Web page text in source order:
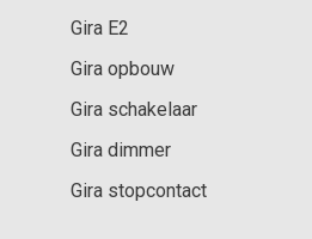
Gira E2
Gira opbouw
Gira schakelaar
Gira dimmer
Gira stopcontact